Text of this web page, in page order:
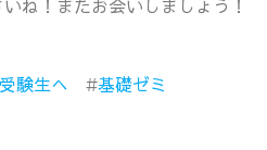
ね！またお会いしましょう！
験生へ #基礎ゼミ